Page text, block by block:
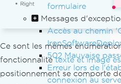
formulaire
Messages
Accès au chemin
502 Mauvaise
Erreur lors de
connexion au
Ce sont les mêmes
fonctionnalitétexte et image
positionnement se comporte